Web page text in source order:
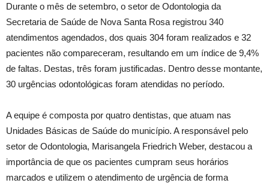
Durante o mês de setembro, o setor de Odontologia da
Secretaria de Saúde de Nova Santa Rosa registrou 340
atendimentos agendados, dos quais 304 foram realizados e 32
pacientes não compareceram, resultando em um índice de 9,4%
de faltas. Destas, três foram justificadas. Dentro desse montante,
30 urgências odontológicas foram atendidas no período.
A equipe é composta por quatro dentistas, que atuam nas
Unidades Básicas de Saúde do município. A responsável pelo
setor de Odontologia, Marisangela Friedrich Weber, destacou a
importância de que os pacientes cumpram seus horários
marcados e utilizem o atendimento de urgência de forma